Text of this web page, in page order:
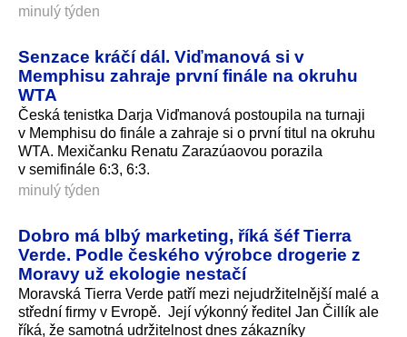
minulý týden
Senzace kráčí dál. Viďmanová si v
Memphisu zahraje první finále na okruhu
WTA
Česká tenistka Darja Viďmanová postoupila na turnaji
v Memphisu do finále a zahraje si o první titul na okruhu
WTA. Mexičanku Renatu Zarazúaovou porazila
v semifinále 6:3, 6:3.
minulý týden
Dobro má blbý marketing, říká šéf Tierra
Verde. Podle českého výrobce drogerie z
Moravy už ekologie nestačí
Moravská Tierra Verde patří mezi nejudržitelnější malé a
střední firmy v Evropě. Její výkonný ředitel Jan Čillík ale
říká, že samotná udržitelnost dnes zákazníky